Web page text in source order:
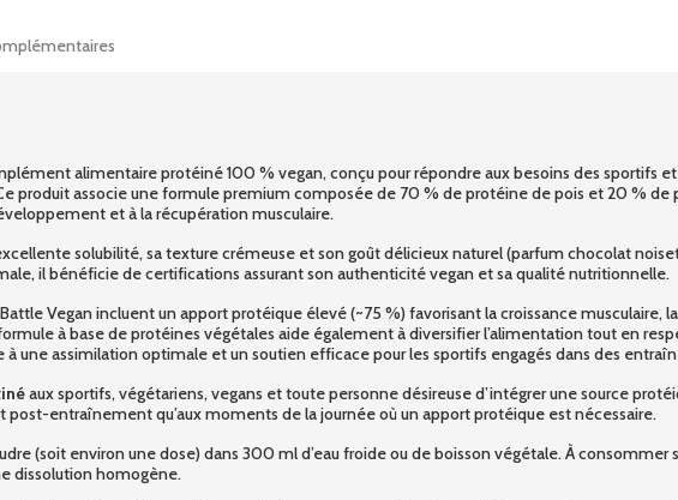
alimentaire protéiné 100 % vegan, conçu pour répondre aux besoins des sportifs
produit associe une formule premium composée de 70 % de protéine de pois et 20 %
et à la récupération musculaire.
solubilité, sa texture crémeuse et son goût délicieux naturel (parfum chocolat
il bénéficie de certifications assurant son authenticité vegan et sa qualité nutritionnelle.
Vegan incluent un apport protéique élevé (~75 %) favorisant la croissance musculaire,
à base de protéines végétales aide également à diversifier l’alimentation tout en
une assimilation optimale et un soutien efficace pour les sportifs engagés dans des
aux sportifs, végétariens, vegans et toute personne désireuse d’intégrer une source
post-entraînement qu’aux moments de la journée où un apport protéique est nécessaire.
(soit environ une dose) dans 300 ml d’eau froide ou de boisson végétale. À
dissolution homogène.